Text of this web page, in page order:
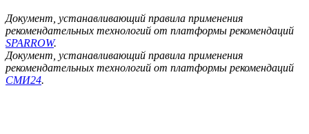
Документ, устанавливающий правила применения
рекомендательных технологий от платформы рекомендаций
SPARROW.
Документ, устанавливающий правила применения
рекомендательных технологий от платформы рекомендаций
СМИ24.